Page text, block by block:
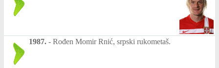
1987. - Rođen Momir Rnić, srpski rukometaš.